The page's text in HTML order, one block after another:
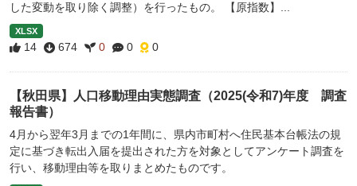
した変動を取り除く調整）を行ったもの。 【原指数】...
XLSX
14 674 0 0 0
【秋田県】人口移動理由実態調査（2025(令和7)年度 調査
報告書）
4月から翌年3月までの1年間に、県内市町村へ住民基本台帳法の規
定に基づき転出入届を提出された方を対象としてアンケート調査を
行い、移動理由等を取りまとめたものです。